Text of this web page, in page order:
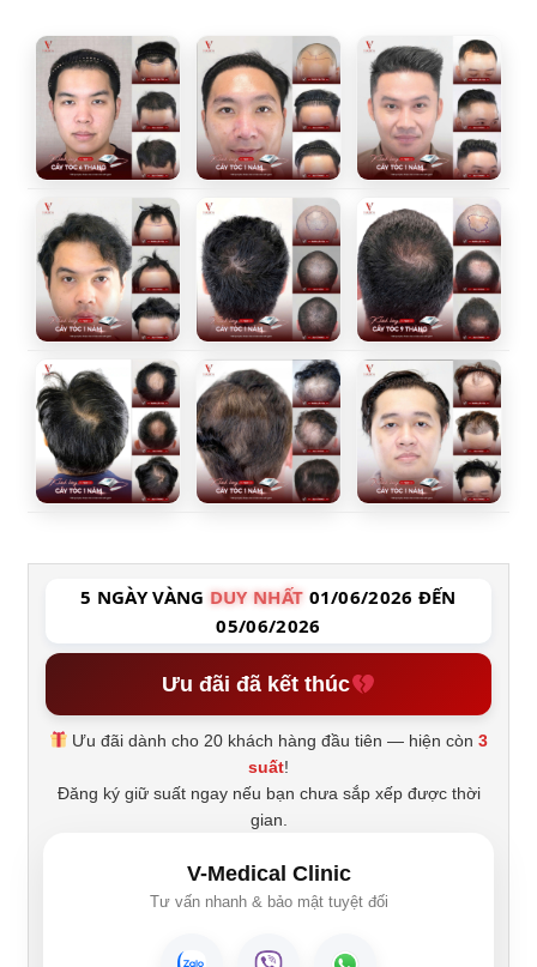
5 NGÀY VÀNG DUY NHẤT 01/06/2026 ĐẾN
05/06/2026
Ưu đãi đã kết thúc
Ưu đãi dành cho 20 khách hàng đầu tiên — hiện còn3
suất!
Đăng ký giữ suất ngay nếu bạn chưa sắp xếp được thời
gian.
V-Medical Clinic
Tư vấn nhanh & bảo mật tuyệt đối